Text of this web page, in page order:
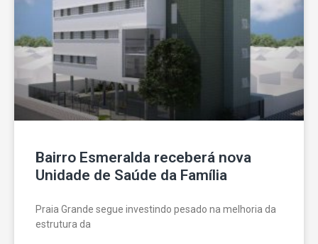
Bairro Esmeralda receberá nova
Unidade de Saúde da Família
Praia Grande segue investindo pesado na melhoria da
estrutura da